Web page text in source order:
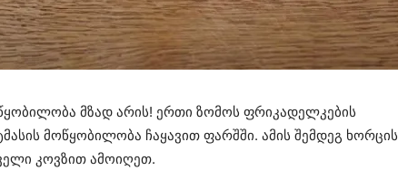
მზად არის! ერთი ზომოს ფრიკადელკების
მოწყობილობა ჩაყავით ფარშში. ამის შემდეგ ხორცის
კოვზით ამოიღეთ.